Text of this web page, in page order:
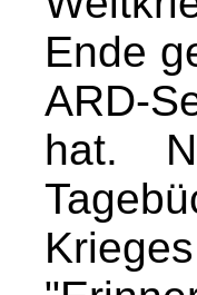
Ende
ARD-
hat.